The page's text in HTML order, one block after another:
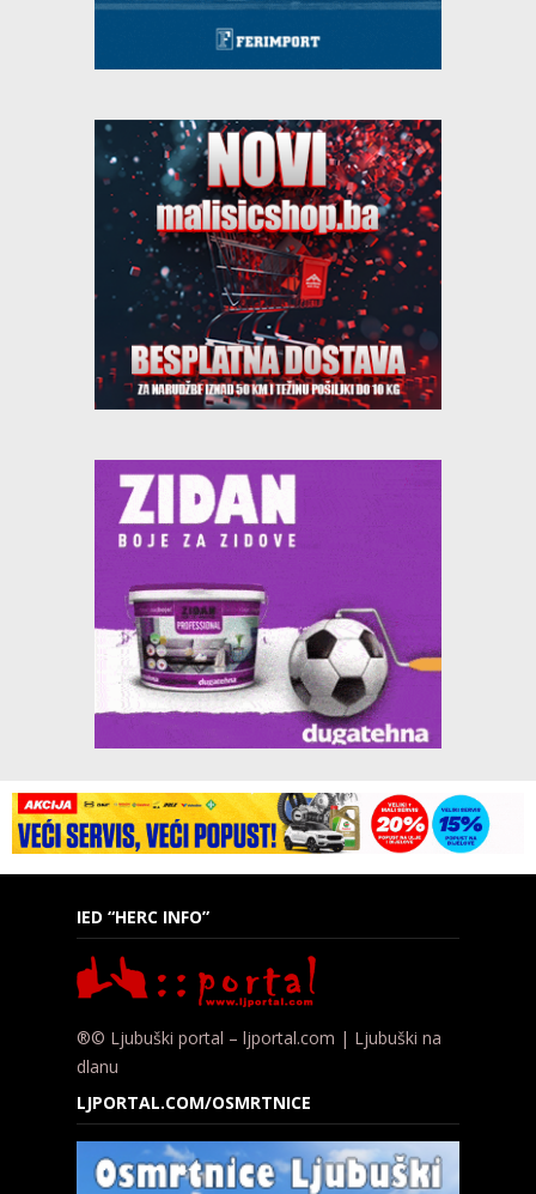
IED “HERC INFO”
®© Ljubuški portal – ljportal.com | Ljubuški na
dlanu
LJPORTAL.COM/OSMRTNICE